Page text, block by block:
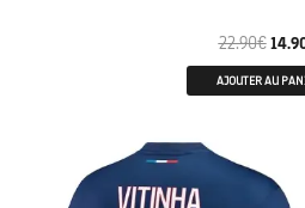
22.90€
AJOUTER AU